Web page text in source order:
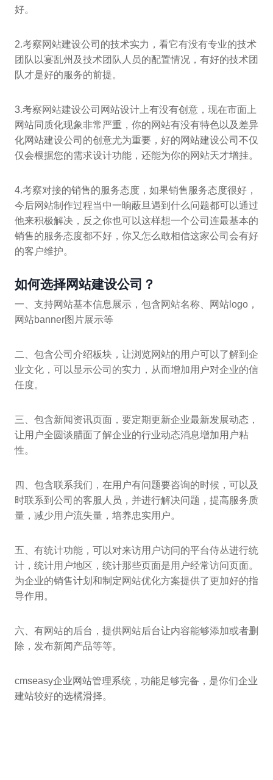
好。
2.考察网站建设公司的技术实力，看它有没有专业的技术
团队以宴乱州及技术团队人员的配置情况，有好的技术团
队才是好的服务的前提。
3.考察网站建设公司网站设计上有没有创意，现在市面上
网站同质化现象非常严重，你的网站有没有特色以及差异
化网站建设公司的创意尤为重要，好的网站建设公司不仅
仅会根据您的需求设计功能，还能为你的网站天才增挂。
4.考察对接的销售的服务态度，如果销售服务态度很好，
今后网站制作过程当中一晌蔽旦遇到什么问题都可以通过
他来积极解决，反之你也可以这样想一个公司连最基本的
销售的服务态度都不好，你又怎么敢相信这家公司会有好
的客户维护。
如何选择网站建设公司？
一、支持网站基本信息展示，包含网站名称、网站logo，
网站banner图片展示等
二、包含公司介绍板块，让浏览网站的用户可以了解到企
业文化，可以显示公司的实力，从而增加用户对企业的信
任度。
三、包含新闻资讯页面，要定期更新企业最新发展动态，
让用户全圆谈腊面了解企业的行业动态消息增加用户粘
性。
四、包含联系我们，在用户有问题要咨询的时候，可以及
时联系到公司的客服人员，并进行解决问题，提高服务质
量，减少用户流失量，培养忠实用户。
五、有统计功能，可以对来访用户访问的平台侍丛进行统
计，统计用户地区，统计那些页面是用户经常访问页面。
为企业的销售计划和制定网站优化方案提供了更加好的指
导作用。
六、有网站的后台，提供网站后台让内容能够添加或者删
除，发布新闻产品等等。
cmseasy企业网站管理系统，功能足够完备，是你们企业
建站较好的选橘滑择。